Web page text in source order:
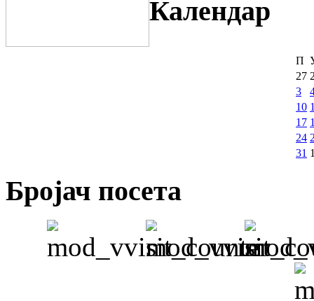
Календар
П
27
3
10
17
24
31
Бројач посета